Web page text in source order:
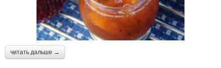
читать дальше →